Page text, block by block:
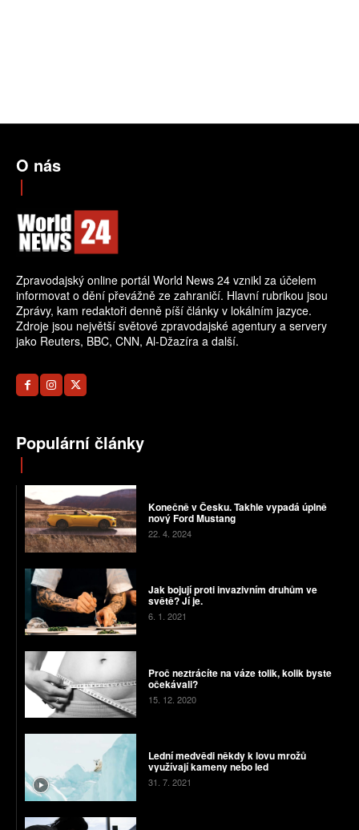
O nás
Zpravodajský online portál World News 24 vznikl za účelem
informovat o dění převážně ze zahraničí. Hlavní rubrikou jsou
Zprávy, kam redaktoři denně píší články v lokálním jazyce.
Zdroje jsou největší světové zpravodajské agentury a servery
jako Reuters, BBC, CNN, Al-Džazíra a další.
Populární články
Konečně v Česku. Takhle vypadá úplně
nový Ford Mustang
22. 4. 2024
Jak bojují proti invazivním druhům ve
světě? Jí je.
6. 1. 2021
Proč neztrácíte na váze tolik, kolik byste
očekávali?
15. 12. 2020
Lední medvědi někdy k lovu mrožů
využívají kameny nebo led
31. 7. 2021